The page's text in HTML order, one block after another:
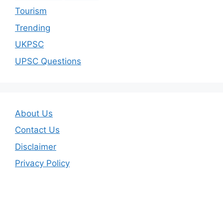
Tourism
Trending
UKPSC
UPSC Questions
About Us
Contact Us
Disclaimer
Privacy Policy